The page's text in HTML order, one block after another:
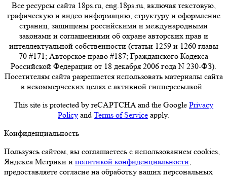
Все ресурсы сайта 18ps.ru, eng.18ps.ru, включая текстовую,
графическую и видео информацию, структуру и оформление
страниц, защищены российскими и международными
законами и соглашениями об охране авторских прав и
интеллектуальной собственности (статьи 1259 и 1260 главы
70 #171; Авторское право #187; Гражданского Кодекса
Российской Федерации от 18 декабря 2006 года N 230-ФЗ).
Посетителям сайта разрешается использовать материалы сайта
в некоммерческих целях с активной гипперссылкой.
This site is protected by reCAPTCHA and the Google Privacy
Policy and Terms of Service apply.
Конфиденциальность
Пользуясь сайтом, вы соглашаетесь с использованием cookies,
Яндекса Метрики и политикой конфиденциальности,
предоставляете согласие на обработку ваших персональных